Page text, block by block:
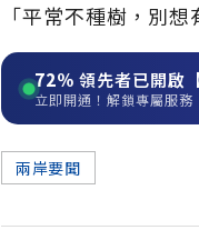
「平常不種樹，別
72% 領先者已開啟
立即開通！解鎖專屬服務
兩岸要聞